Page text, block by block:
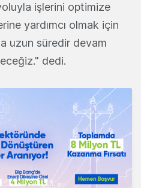
işlerini optimize
yardımcı olmak için
uzun süredir devam
dedi.